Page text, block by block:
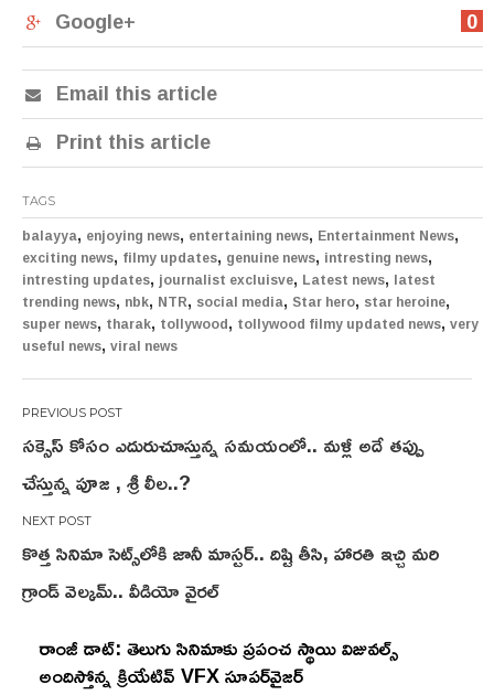
0
Google+
Email this article
Print this article
TAGS
balayya, enjoying news, entertaining news, Entertainment News,
exciting news, filmy updates, genuine news, intresting news,
intresting updates, journalist excluisve, Latest news, latest
trending news, nbk, NTR, social media, Star hero, star heroine,
super news, tharak, tollywood, tollywood filmy updated news, very
useful news, viral news
Post
navigation
సక్సెస్ కోసం ఎదురుచూస్తున్న సమయంలో.. మళ్లీ అదే తప్పు
చేస్తున్న పూజ , శ్రీ లీల..?
కొత్త సినిమా సెట్స్‌లోకి జానీ మాస్టర్.. దిష్టి తీసి, హారతి ఇచ్చి మరి
గ్రాండ్ వెల్కమ్.. వీడియో వైరల్
రాంజీ డాట్: తెలుగు సినిమాకు ప్రపంచ స్థాయి విజువల్స్
అందిస్తోన్న క్రియేటివ్ VFX సూపర్‌వైజర్